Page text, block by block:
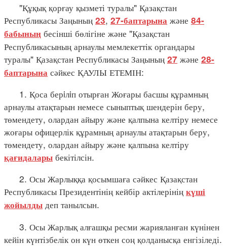
"Құқық қорғау қызметі туралы" Қазақстан
Республикасы Заңының 23, 27-баптарына және 84-
бабының бесінші бөлігіне және "Қазақстан
Республикасының арнаулы мемлекеттік органдары
туралы" Қазақстан Республикасы Заңының 27 және 28-
баптарына сәйкес ҚАУЛЫ ЕТЕМІН:
1. Қоса берiлiп отырған Жоғары басшы құрамның
арнаулы атақтарын немесе сыныптық шендерін беру,
төмендету, олардан айыру және қалпына келтіру немесе
жоғары офицерлік құрамның арнаулы атақтарын беру,
төмендету, олардан айыру және қалпына келтіру
қағидалары бекітілсін.
2. Осы Жарлыққа қосымшаға сәйкес Қазақстан
Республикасы Президентінің кейбір актілерінің күші
жойылды деп танылсын.
3. Осы Жарлық алғашқы ресми жарияланған күнінен
кейін күнтізбелік он күн өткен соң қолданысқа енгізіледі.